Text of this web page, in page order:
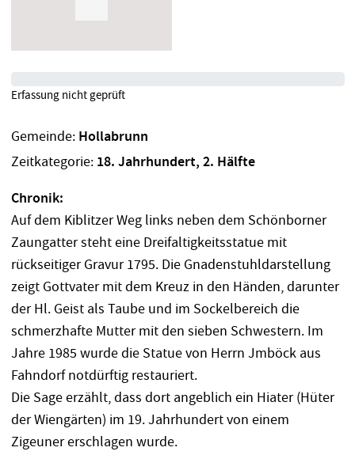
Gemeinde: Hollabrunn
Zeitkategorie: 18. Jahrhundert, 2. Hälfte
Chronik:
Auf dem Kiblitzer Weg links neben dem Schönborner
Zaungatter steht eine Dreifaltigkeitsstatue mit
rückseitiger Gravur 1795. Die Gnadenstuhldarstellung
zeigt Gottvater mit dem Kreuz in den Händen, darunter
der Hl. Geist als Taube und im Sockelbereich die
schmerzhafte Mutter mit den sieben Schwestern. Im
Jahre 1985 wurde die Statue von Herrn Jmböck aus
Fahndorf notdürftig restauriert.
Die Sage erzählt, dass dort angeblich ein Hiater (Hüter
der Wiengärten) im 19. Jahrhundert von einem
Zigeuner erschlagen wurde.
Erfassung nicht geprüft